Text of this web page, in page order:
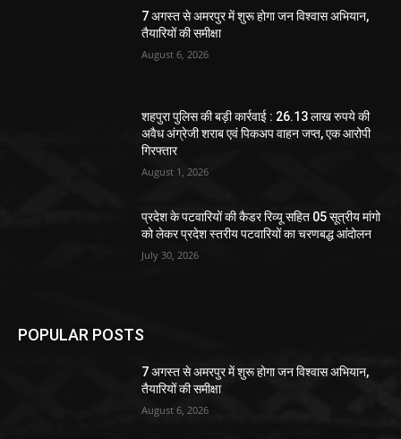
7 अगस्त से अमरपुर में शुरू होगा जन विश्वास अभियान,
तैयारियों की समीक्षा
August 6, 2026
शहपुरा पुलिस की बड़ी कार्रवाई : 26.13 लाख रुपये की
अवैध अंग्रेजी शराब एवं पिकअप वाहन जप्त, एक आरोपी
गिरफ्तार
August 1, 2026
प्रदेश के पटवारियों की कैडर रिव्यू सहित 05 सूत्रीय मांगो
को लेकर प्रदेश स्तरीय पटवारियों का चरणबद्ध आंदोलन
July 30, 2026
POPULAR POSTS
7 अगस्त से अमरपुर में शुरू होगा जन विश्वास अभियान,
तैयारियों की समीक्षा
August 6, 2026